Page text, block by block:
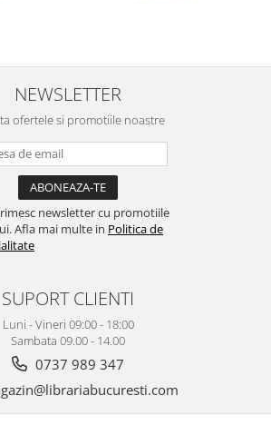
NEWSLETTER
ofertele si promotiile noastre
newsletter cu promotiile
Afla mai multe in Politica de
SUPORT CLIENTI
Luni - Vineri 09:00 - 18:00
Sambata 09.00 - 14.00
0737 989 347